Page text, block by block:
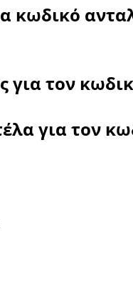
κωδικό
για τον
για τον